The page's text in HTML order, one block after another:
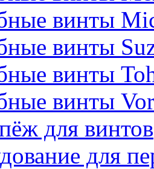
винты
винты
винты
винты
для винтов
для